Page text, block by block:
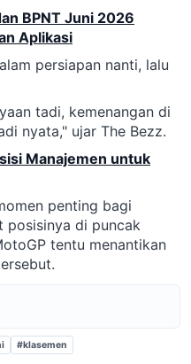
BPNT Juni 2026
Aplikasi
persiapan nanti, lalu
tadi, kemenangan di
nyata," ujar The Bezz.
Manajemen untuk
penting bagi
posisinya di puncak
tentu menantikan
#klasemen